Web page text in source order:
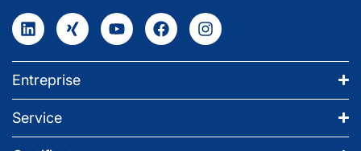
Entreprise
Service